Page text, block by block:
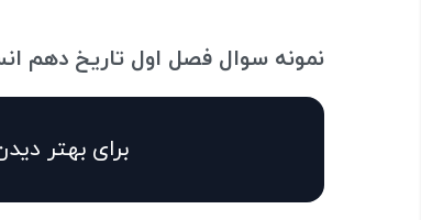
نمونه سوال فصل اول تاریخ دهم
برای بهتر